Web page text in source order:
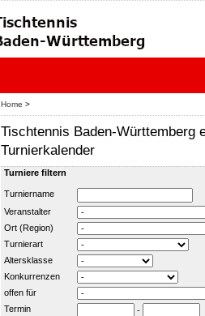
Home >
Tischtennis Baden-Württemberg
Turnierkalender
Turniere filtern
Turniername
Veranstalter
Ort (Region)
Turnierart
Altersklasse
Konkurrenzen
offen für
Termin
-